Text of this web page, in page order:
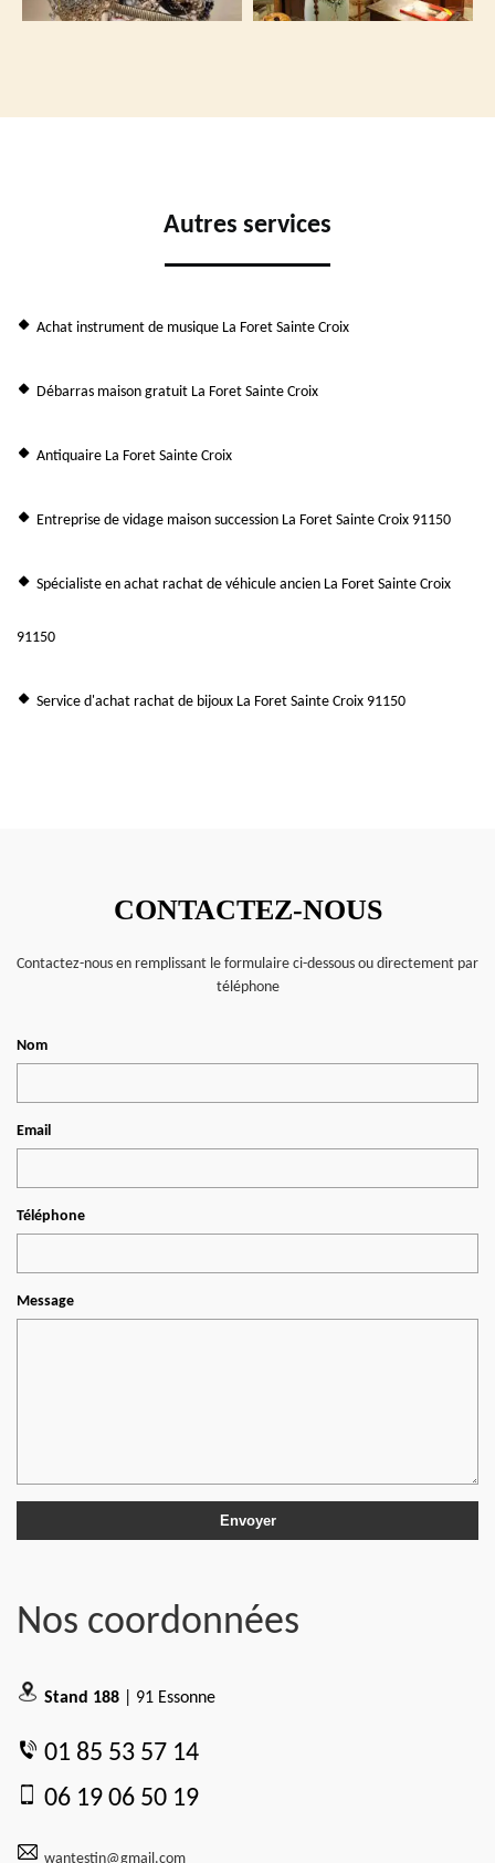
Autres services
Achat instrument de musique La Foret Sainte Croix
Débarras maison gratuit La Foret Sainte Croix
Antiquaire La Foret Sainte Croix
Entreprise de vidage maison succession La Foret Sainte Croix 91150
Spécialiste en achat rachat de véhicule ancien La Foret Sainte Croix
91150
Service d'achat rachat de bijoux La Foret Sainte Croix 91150
CONTACTEZ-NOUS
Contactez-nous en remplissant le formulaire ci-dessous ou directement par
téléphone
Nom
Email
Téléphone
Message
Nos coordonnées
Stand 188 | 91 Essonne
01 85 53 57 14
06 19 06 50 19
wantestin@gmail.com